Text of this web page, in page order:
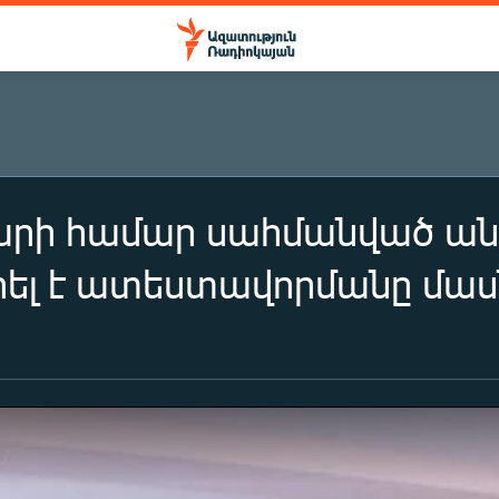
համար սահմանված
է ատեստավորմանը